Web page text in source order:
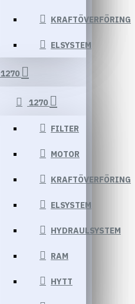
KRAFTÖVERFÖRING
ELSYSTEM
1270
1270
FILTER
MOTOR
KRAFTÖVERFÖRING
ELSYSTEM
HYDRAULSYSTEM
RAM
HYTT